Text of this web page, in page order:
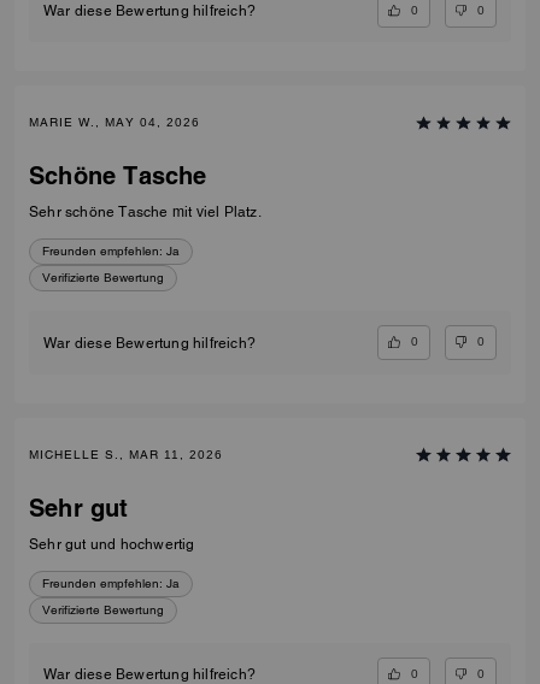
War diese Bewertung hilfreich? 0 0
MARIE W., MAY 04, 2026
Schöne Tasche
Sehr schöne Tasche mit viel Platz.
Freunden empfehlen: Ja
Verifizierte Bewertung
War diese Bewertung hilfreich? 0 0
MICHELLE S., MAR 11, 2026
Sehr gut
Sehr gut und hochwertig
Freunden empfehlen: Ja
Verifizierte Bewertung
War diese Bewertung hilfreich? 0 0